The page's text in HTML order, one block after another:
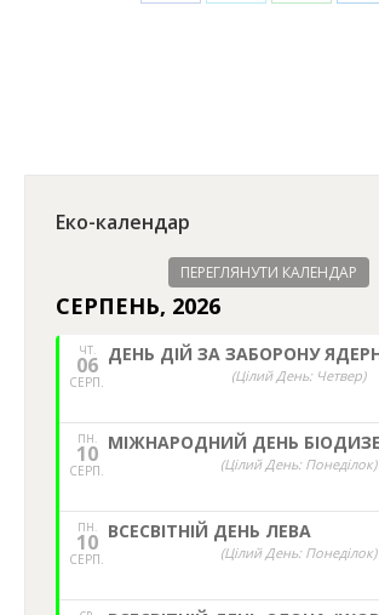
Еко-календар
ПЕРЕГЛЯНУТИ КАЛЕНДАР
СЕРПЕНЬ, 2026
ЧТ.
06
СЕРП.
ДЕНЬ ДІЙ ЗА ЗАБОРОНУ
(Цілий День: Четвер)
ПН.
10
СЕРП.
МІЖНАРОДНИЙ ДЕНЬ
(Цілий День: Понеділок)
ПН.
10
СЕРП.
ВСЕСВІТНІЙ ДЕНЬ ЛЕВА
(Цілий День: Понеділок)